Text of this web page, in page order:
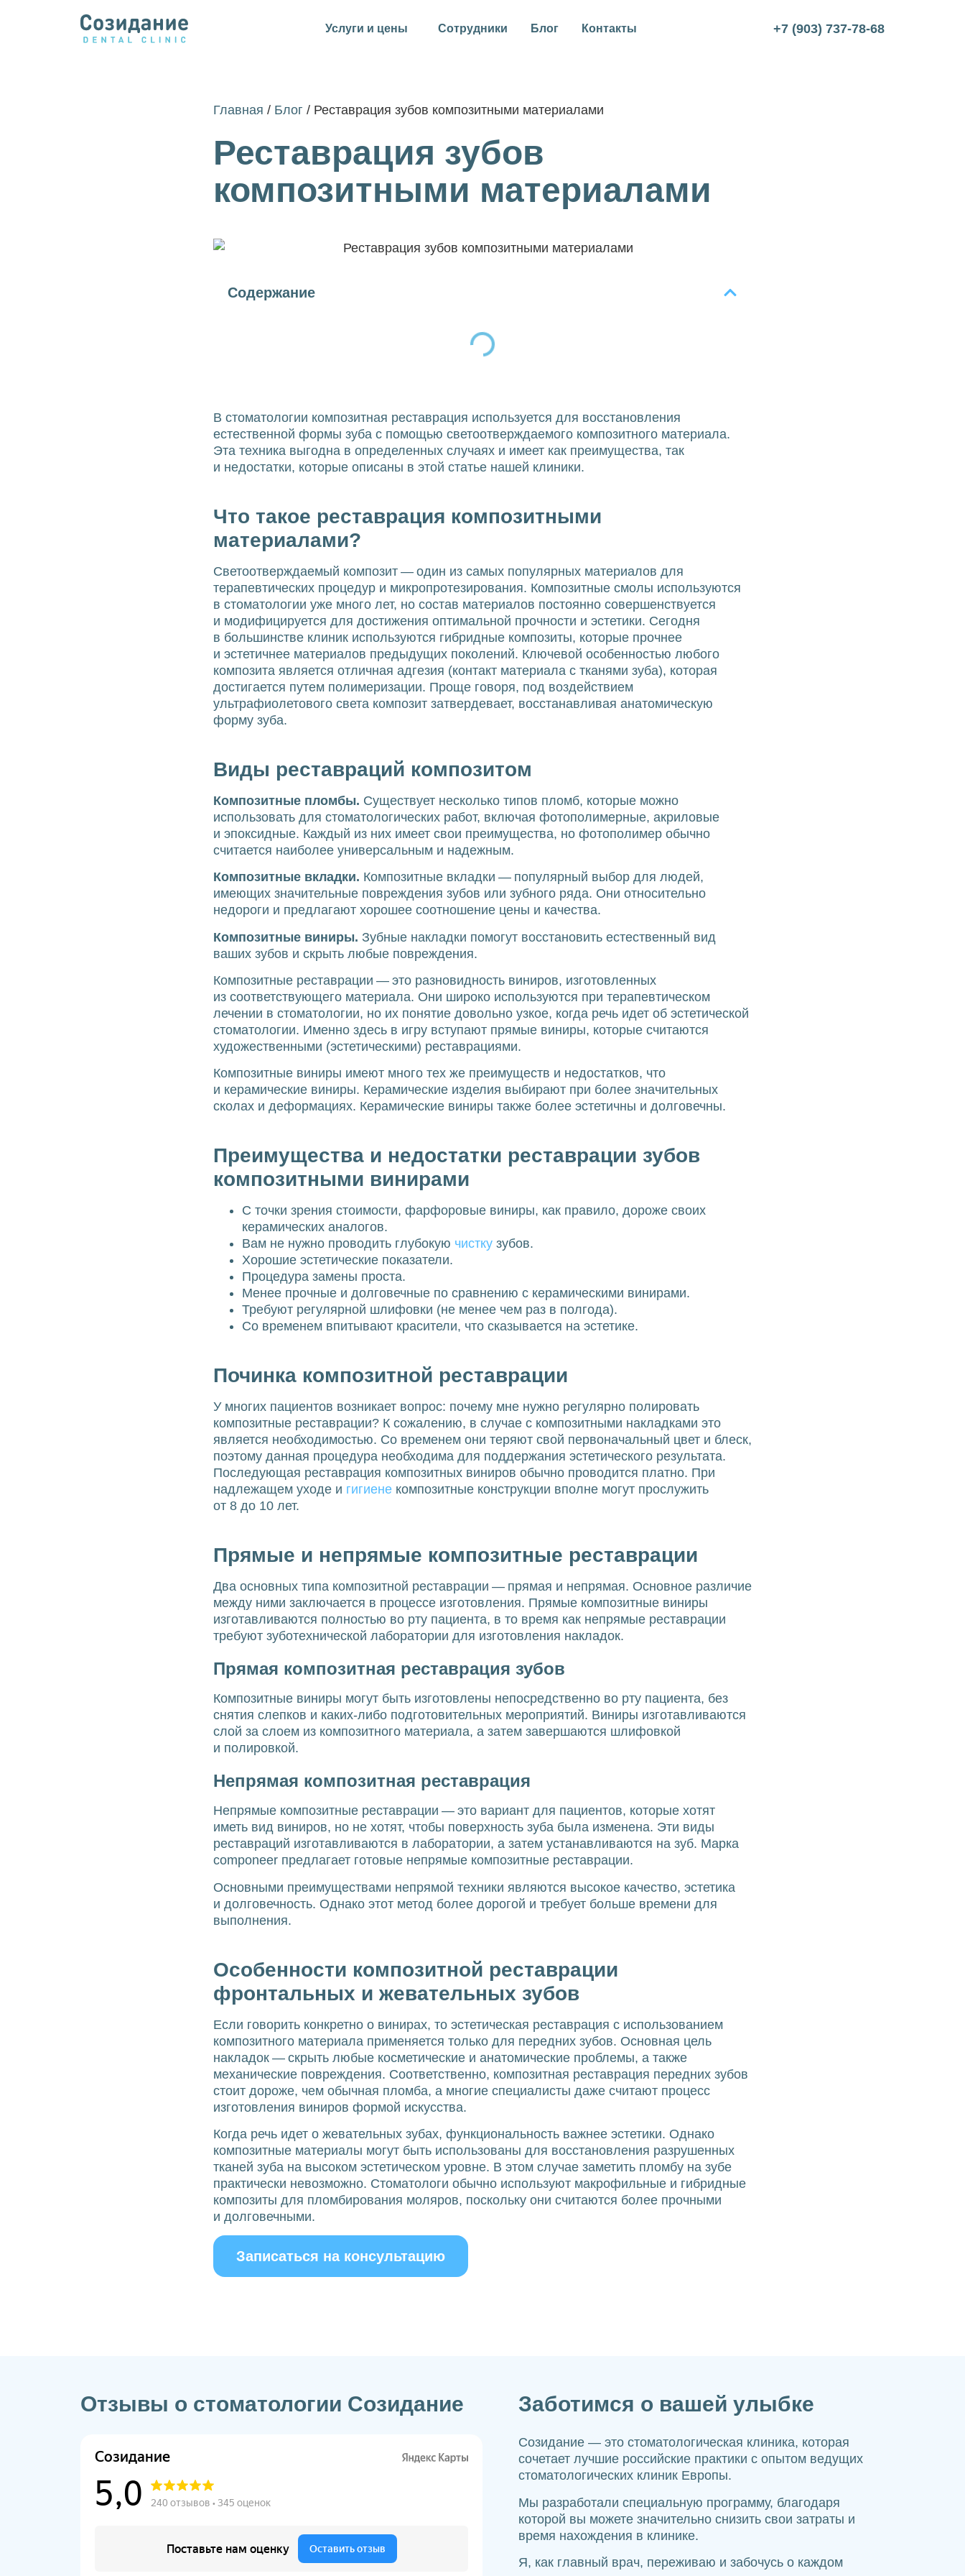
Услуги и цены Сотрудники Блог Контакты +7 (903) 737-78-68
Главная / Блог / Реставрация зубов композитными материалами
Реставрация зубов
композитными материалами
Содержание
В стоматологии композитная реставрация используется для восстановления
естественной формы зуба с помощью светоотверждаемого композитного материала.
Эта техника выгодна в определенных случаях и имеет как преимущества, так
и недостатки, которые описаны в этой статье нашей клиники.
Что такое реставрация композитными
материалами?
Светоотверждаемый композит — один из самых популярных материалов для
терапевтических процедур и микропротезирования. Композитные смолы используются
в стоматологии уже много лет, но состав материалов постоянно совершенствуется
и модифицируется для достижения оптимальной прочности и эстетики. Сегодня
в большинстве клиник используются гибридные композиты, которые прочнее
и эстетичнее материалов предыдущих поколений. Ключевой особенностью любого
композита является отличная адгезия (контакт материала с тканями зуба), которая
достигается путем полимеризации. Проще говоря, под воздействием
ультрафиолетового света композит затвердевает, восстанавливая анатомическую
форму зуба.
Виды реставраций композитом
Композитные пломбы. Существует несколько типов пломб, которые можно
использовать для стоматологических работ, включая фотополимерные, акриловые
и эпоксидные. Каждый из них имеет свои преимущества, но фотополимер обычно
считается наиболее универсальным и надежным.
Композитные вкладки. Композитные вкладки — популярный выбор для людей,
имеющих значительные повреждения зубов или зубного ряда. Они относительно
недороги и предлагают хорошее соотношение цены и качества.
Композитные виниры. Зубные накладки помогут восстановить естественный вид
ваших зубов и скрыть любые повреждения.
Композитные реставрации — это разновидность виниров, изготовленных
из соответствующего материала. Они широко используются при терапевтическом
лечении в стоматологии, но их понятие довольно узкое, когда речь идет об эстетической
стоматологии. Именно здесь в игру вступают прямые виниры, которые считаются
художественными (эстетическими) реставрациями.
Композитные виниры имеют много тех же преимуществ и недостатков, что
и керамические виниры. Керамические изделия выбирают при более значительных
сколах и деформациях. Керамические виниры также более эстетичны и долговечны.
Преимущества и недостатки реставрации зубов
композитными винирами
С точки зрения стоимости, фарфоровые виниры, как правило, дороже своих
керамических аналогов.
Вам не нужно проводить глубокую чистку зубов.
Хорошие эстетические показатели.
Процедура замены проста.
Менее прочные и долговечные по сравнению с керамическими винирами.
Требуют регулярной шлифовки (не менее чем раз в полгода).
Со временем впитывают красители, что сказывается на эстетике.
Починка композитной реставрации
У многих пациентов возникает вопрос: почему мне нужно регулярно полировать
композитные реставрации? К сожалению, в случае с композитными накладками это
является необходимостью. Со временем они теряют свой первоначальный цвет и блеск,
поэтому данная процедура необходима для поддержания эстетического результата.
Последующая реставрация композитных виниров обычно проводится платно. При
надлежащем уходе и гигиене композитные конструкции вполне могут прослужить
от 8 до 10 лет.
Прямые и непрямые композитные реставрации
Два основных типа композитной реставрации — прямая и непрямая. Основное различие
между ними заключается в процессе изготовления. Прямые композитные виниры
изготавливаются полностью во рту пациента, в то время как непрямые реставрации
требуют зуботехнической лаборатории для изготовления накладок.
Прямая композитная реставрация зубов
Композитные виниры могут быть изготовлены непосредственно во рту пациента, без
снятия слепков и каких-либо подготовительных мероприятий. Виниры изготавливаются
слой за слоем из композитного материала, а затем завершаются шлифовкой
и полировкой.
Непрямая композитная реставрация
Непрямые композитные реставрации — это вариант для пациентов, которые хотят
иметь вид виниров, но не хотят, чтобы поверхность зуба была изменена. Эти виды
реставраций изготавливаются в лаборатории, а затем устанавливаются на зуб. Марка
componeer предлагает готовые непрямые композитные реставрации.
Основными преимуществами непрямой техники являются высокое качество, эстетика
и долговечность. Однако этот метод более дорогой и требует больше времени для
выполнения.
Особенности композитной реставрации
фронтальных и жевательных зубов
Если говорить конкретно о винирах, то эстетическая реставрация с использованием
композитного материала применяется только для передних зубов. Основная цель
накладок — скрыть любые косметические и анатомические проблемы, а также
механические повреждения. Соответственно, композитная реставрация передних зубов
стоит дороже, чем обычная пломба, а многие специалисты даже считают процесс
изготовления виниров формой искусства.
Когда речь идет о жевательных зубах, функциональность важнее эстетики. Однако
композитные материалы могут быть использованы для восстановления разрушенных
тканей зуба на высоком эстетическом уровне. В этом случае заметить пломбу на зубе
практически невозможно. Стоматологи обычно используют макрофильные и гибридные
композиты для пломбирования моляров, поскольку они считаются более прочными
и долговечными.
Записаться на консультацию
Отзывы о стоматологии Созидание Заботимся о вашей улыбке
Созидание — это стоматологическая клиника, которая
сочетает лучшие российские практики с опытом ведущих
стоматологических клиник Европы.
Мы разработали специальную программу, благодаря
которой вы можете значительно снизить свои затраты и
время нахождения в клинике.
Я, как главный врач, переживаю и забочусь о каждом